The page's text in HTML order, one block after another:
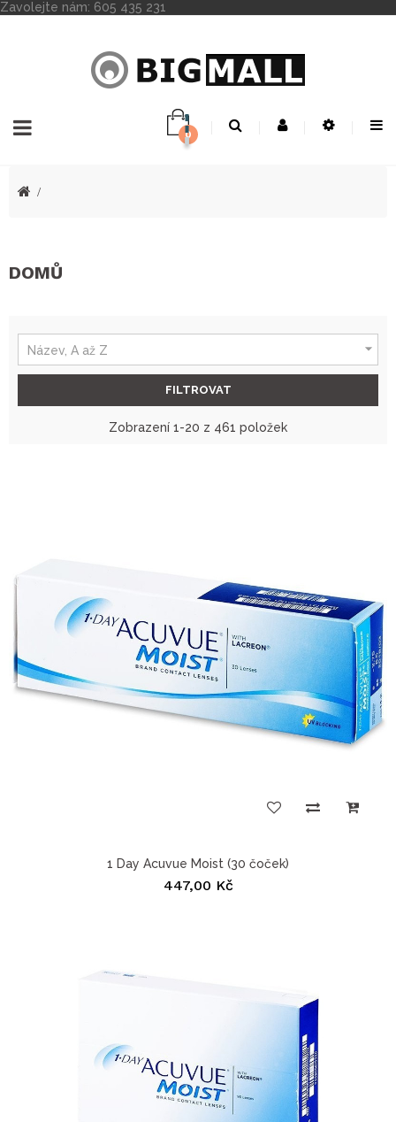
Zavolejte nám: 605 435 231
0
DOMŮ
Název, A až Z 
FILTROVAT
Zobrazení 1-20 z 461 položek
1 Day Acuvue Moist (30 čoček)
447,00 Kč